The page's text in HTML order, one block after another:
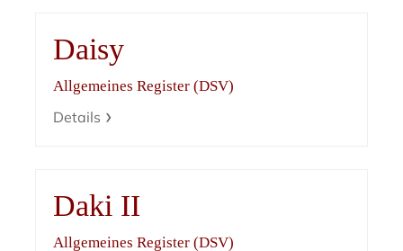
Daisy
Allgemeines Register (DSV)
Details
Daki II
Allgemeines Register (DSV)